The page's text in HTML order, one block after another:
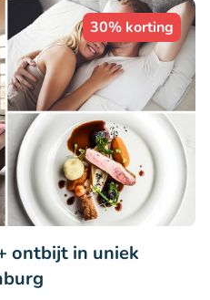
30% korting
ontbijt in uniek